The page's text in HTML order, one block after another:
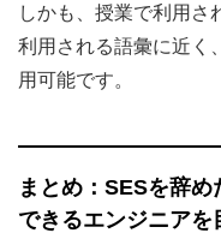
しかも、授業で利用さ
利用される語彙に近く
用可能です。
まとめ：SESを辞
できるエンジニアを